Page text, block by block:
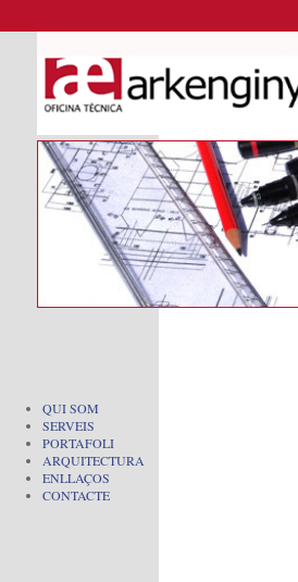
QUI SOM
SERVEIS
PORTAFOLI
ARQUITECTURA
ENLLAÇOS
CONTACTE